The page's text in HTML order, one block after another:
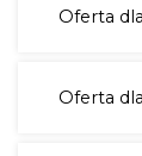
Oferta
Oferta